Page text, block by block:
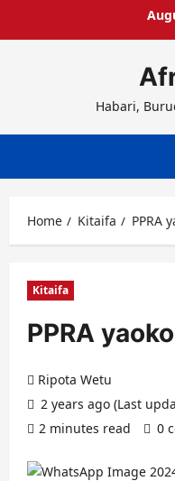
Habari,
Home Kitaifa PPRA
Kitaifa
PPRA
Ripota Wetu
2 years ago (Last
2 minutes read
0